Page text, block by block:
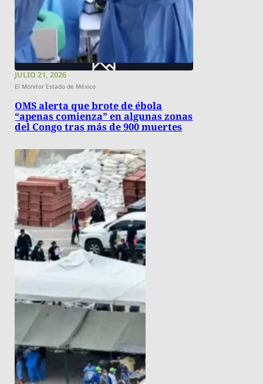
JULIO 21, 2026
El Monitor Estado de México
OMS alerta que brote de ébola
“apenas comienza” en algunas zonas
del Congo tras más de 900 muertes